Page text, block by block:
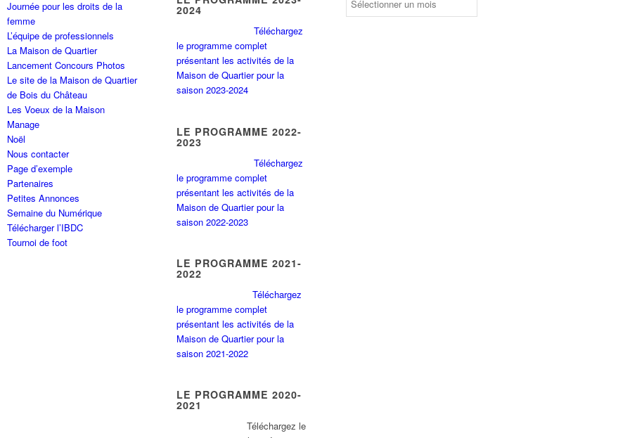
Journée pour les droits de la
femme
L’équipe de professionnels
La Maison de Quartier
Lancement Concours Photos
Le site de la Maison de Quartier
de Bois du Château
Les Voeux de la Maison
Manage
Noël
Nous contacter
Page d’exemple
Partenaires
Petites Annonces
Semaine du Numérique
Télécharger l’IBDC
Tournoi de foot
2024
Téléchargez
le programme complet
présentant les activités de la
Maison de Quartier pour la
saison 2023-2024
LE PROGRAMME 2022-
2023
Téléchargez
le programme complet
présentant les activités de la
Maison de Quartier pour la
saison 2022-2023
LE PROGRAMME 2021-
2022
Téléchargez
le programme complet
présentant les activités de la
Maison de Quartier pour la
saison 2021-2022
LE PROGRAMME 2020-
2021
Téléchargez le